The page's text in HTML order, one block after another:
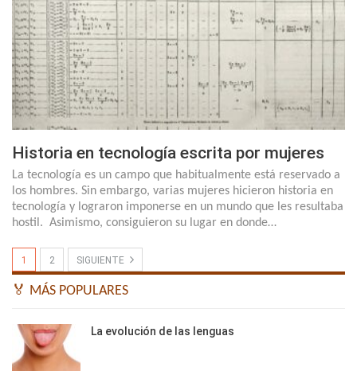
Historia en tecnología escrita por mujeres
La tecnología es un campo que habitualmente está reservado a
los hombres. Sin embargo, varias mujeres hicieron historia en
tecnología y lograron imponerse en un mundo que les resultaba
hostil. Asimismo, consiguieron su lugar en donde…
1 2 SIGUIENTE
🏅 MÁS POPULARES
La evolución de las lenguas